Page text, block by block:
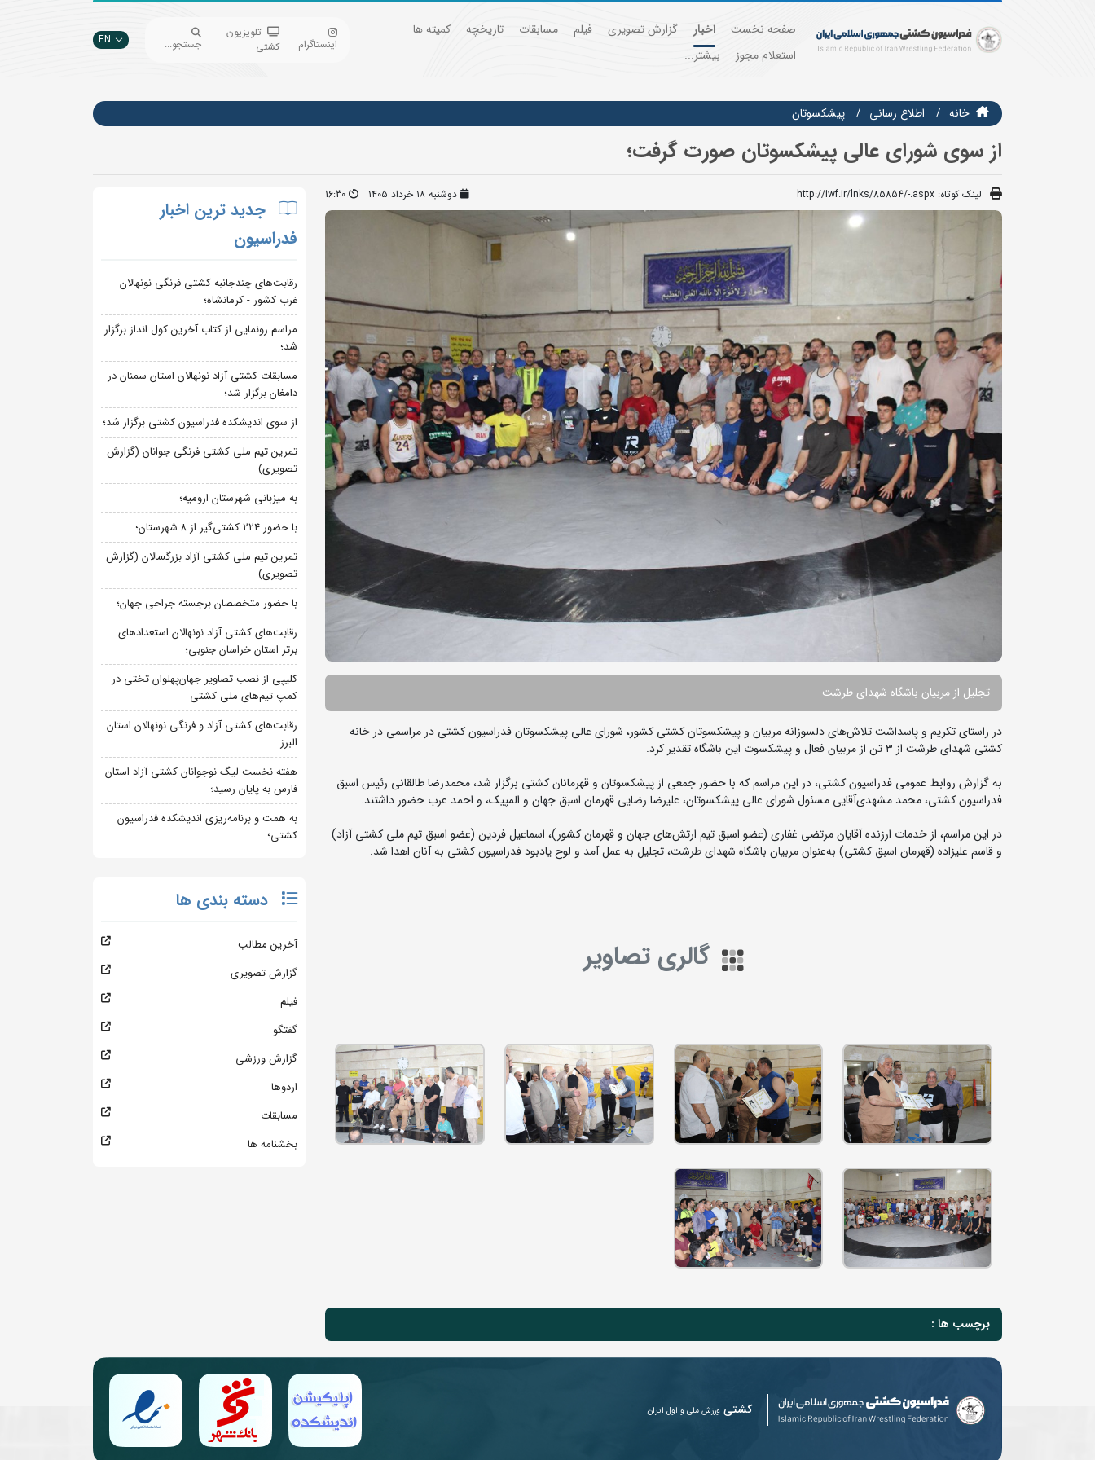
صفحه نخست اخبار گزارش تصویری فیلم مسابقات تاریخچه
کمیته ها
استعلام مجوز
بیشتر...
اینستاگرام
تلویزیون
کشتی
جستجو... EN
خانه اطلاع رسانی پیشکسوتان
از سوی شورای عالی پیشکسوتان صورت گرفت؛
لینک کوتاه: http://iwf.ir/lnks/85854/-.aspx دوشنبه ۱۸ خرداد ۱۴۰۵ 16:30
تجلیل از مربیان باشگاه شهدای طرشت
در راستای تکریم و پاسداشت تلاش‌های دلسوزانه مربیان و پیشکسوتان کشتی کشور، شورای عالی پیشکسوتان فدراسیون کشتی در مراسمی در خانه
کشتی شهدای طرشت از ۳ تن از مربیان فعال و پیشکسوت این باشگاه تقدیر کرد.
به گزارش روابط عمومی فدراسیون کشتی، در این مراسم که با حضور جمعی از پیشکسوتان و قهرمانان کشتی برگزار شد، محمدرضا طالقانی رئیس اسبق
فدراسیون کشتی، محمد مشهدی‌آقایی مسئول شورای عالی پیشکسوتان، علیرضا رضایی قهرمان اسبق جهان و المپیک، و احمد عرب حضور داشتند.
در این مراسم، از خدمات ارزنده آقایان مرتضی غفاری (عضو اسبق تیم ارتش‌های جهان و قهرمان کشور)، اسماعیل فردین (عضو اسبق تیم ملی کشتی آزاد)
و قاسم علیزاده (قهرمان اسبق کشتی) به‌عنوان مربیان باشگاه شهدای طرشت، تجلیل به عمل آمد و لوح یادبود فدراسیون کشتی به آنان اهدا شد.
گالری تصاویر
برچسب ها :
جدید ترین اخبار
فدراسیون
رقابت‌های چندجانبه کشتی فرنگی نونهالان
غرب کشور - کرمانشاه؛
مراسم رونمایی از کتاب آخرین کول انداز برگزار
شد؛
مسابقات کشتی آزاد نونهالان استان سمنان در
دامغان برگزار شد؛
از سوی اندیشکده فدراسیون کشتی برگزار شد؛
تمرین تیم ملی کشتی فرنگی جوانان (گزارش
تصویری)
به میزبانی شهرستان ارومیه؛
با حضور ۲۲۴ کشتی‌گیر از ۸ شهرستان؛
تمرین تیم ملی کشتی آزاد بزرگسالان (گزارش
تصویری)
با حضور متخصصان برجسته جراحی جهان؛
رقابت‌های کشتی آزاد نونهالان استعدادهای
برتر استان خراسان جنوبی؛
کلیپی از نصب تصاویر جهان‌پهلوان تختی در
کمپ تیم‌های ملی کشتی
رقابت‌های کشتی آزاد و فرنگی نونهالان استان
البرز
هفته نخست لیگ نوجوانان کشتی آزاد استان
فارس به پایان رسید؛
به همت و برنامه‌ریزی اندیشکده فدراسیون
کشتی؛
دسته بندی ها
آخرین مطالب
گزارش تصویری
فیلم
گفتگو
گزارش ورزشی
اردوها
مسابقات
بخشنامه ها
کشتی ورزش ملی و اول ایران